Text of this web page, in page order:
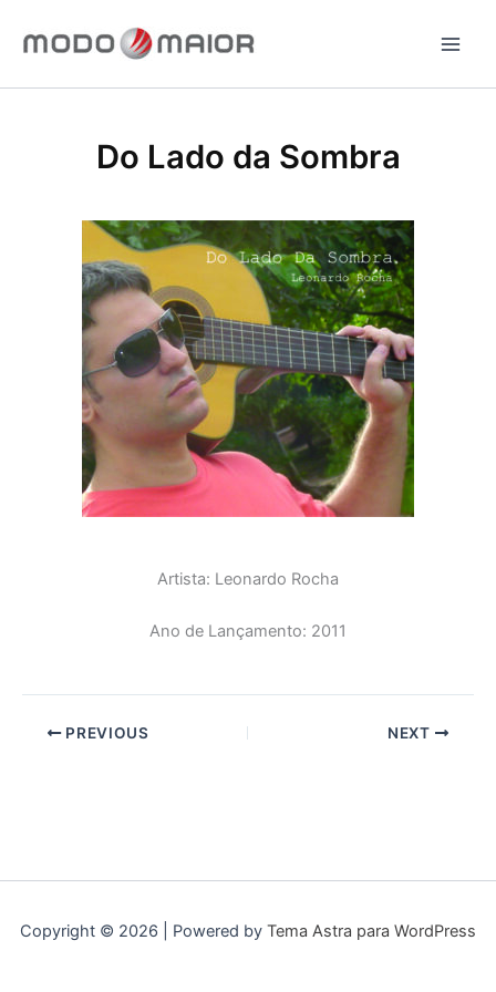
para
conteúdo
Do Lado da Sombra
Artista: Leonardo Rocha
Ano de Lançamento: 2011
PREVIOUS NEXT
Copyright © 2026 | Powered by Tema Astra para WordPress